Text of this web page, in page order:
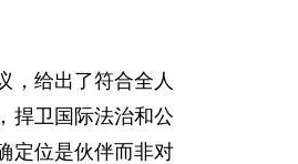
，给出了符合全人
捍卫国际法治和公
定位是伙伴而非对